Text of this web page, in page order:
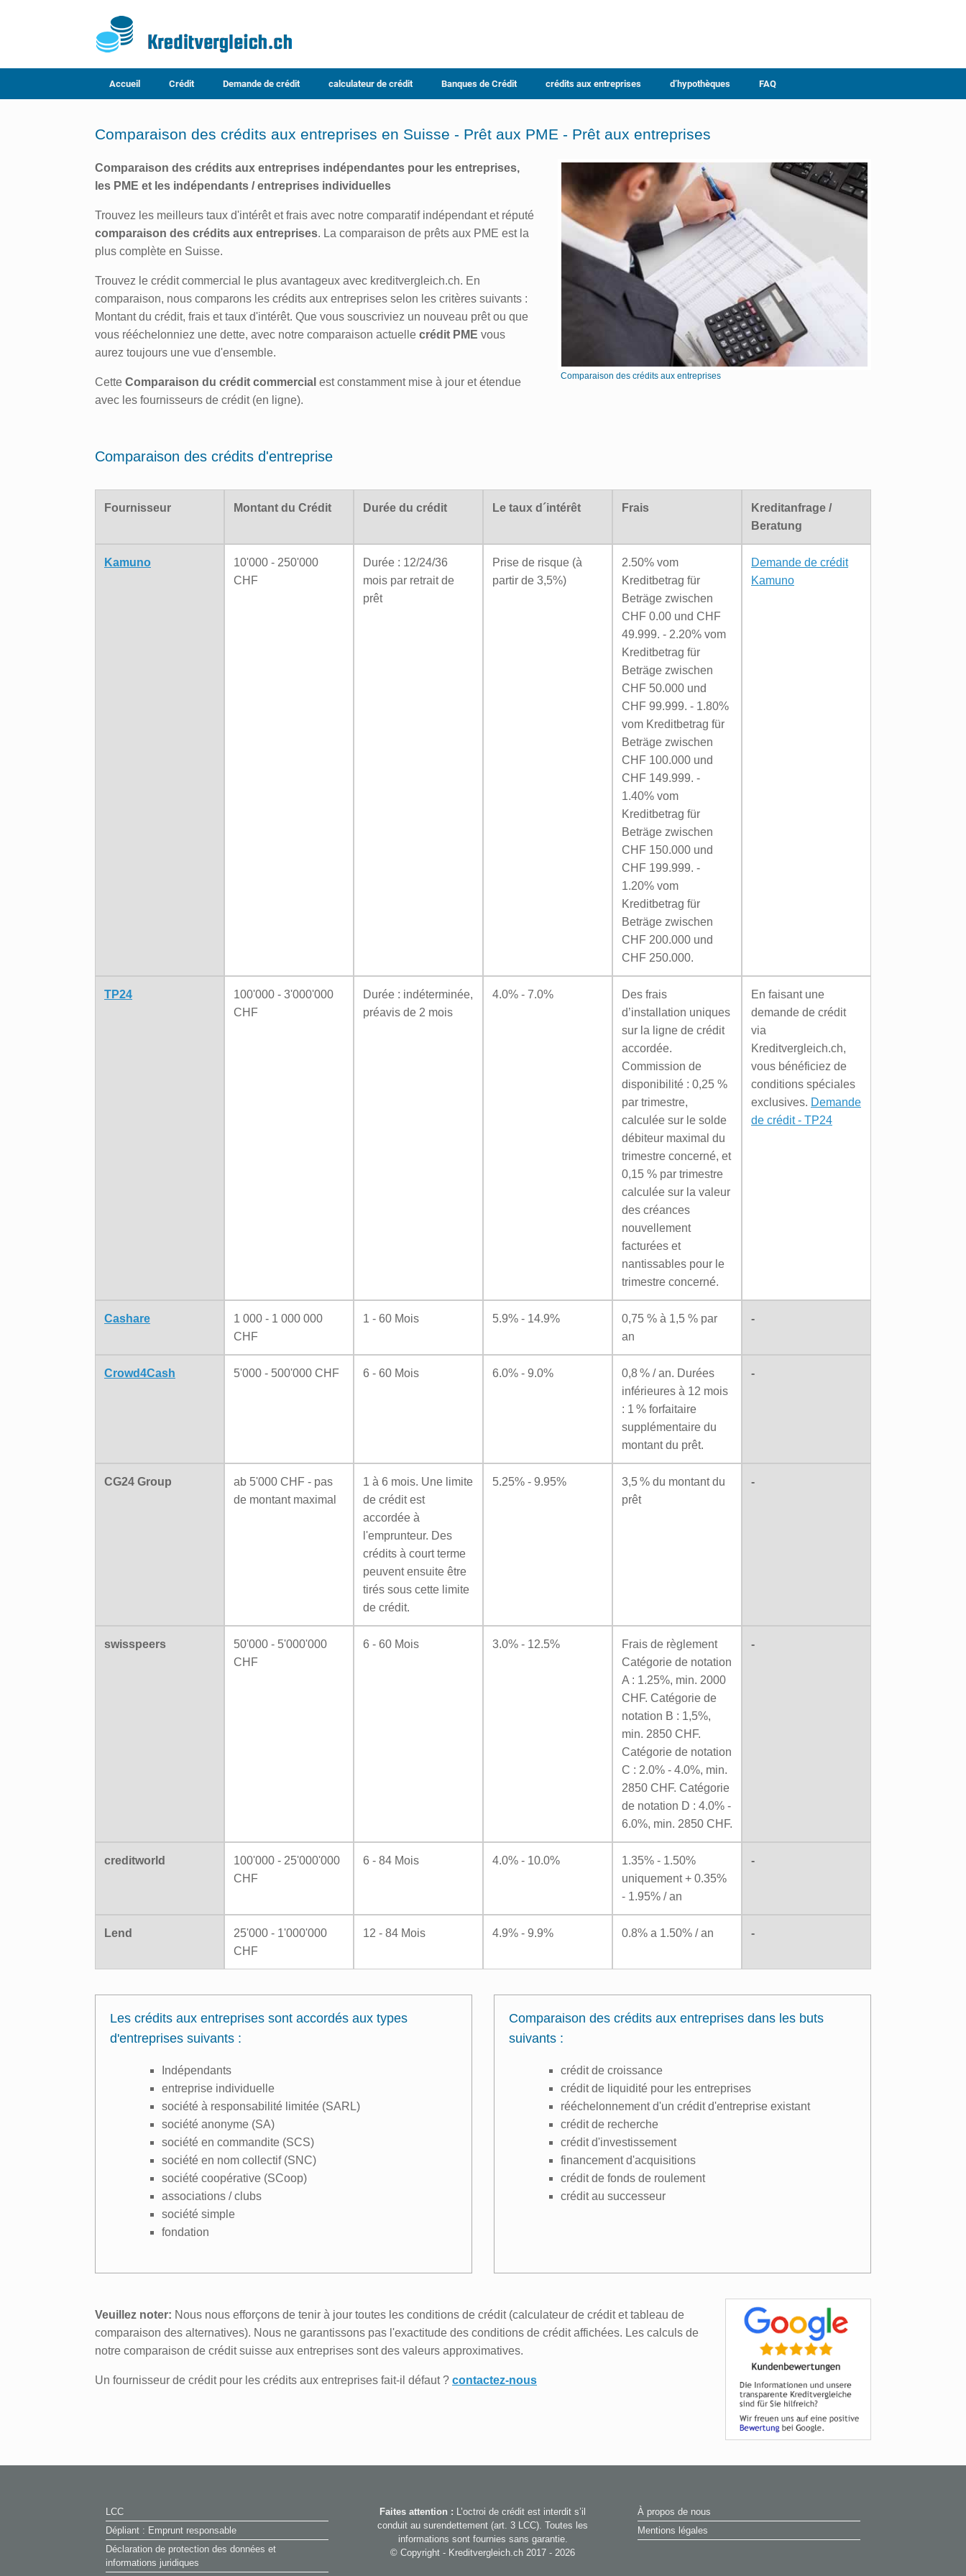
Accueil Crédit Demande de crédit calculateur de crédit Banques de Crédit crédits aux entreprises d’hypothèques FAQ
Comparaison des crédits aux entreprises en Suisse - Prêt aux PME - Prêt aux entreprises
Comparaison des crédits aux entreprises indépendantes pour les entreprises,
les PME et les indépendants / entreprises individuelles
Trouvez les meilleurs taux d'intérêt et frais avec notre comparatif indépendant et réputé
comparaison des crédits aux entreprises. La comparaison de prêts aux PME est la
plus complète en Suisse.
Trouvez le crédit commercial le plus avantageux avec kreditvergleich.ch. En
comparaison, nous comparons les crédits aux entreprises selon les critères suivants :
Montant du crédit, frais et taux d'intérêt. Que vous souscriviez un nouveau prêt ou que
vous rééchelonniez une dette, avec notre comparaison actuelle crédit PME vous
aurez toujours une vue d'ensemble.
Cette Comparaison du crédit commercial est constamment mise à jour et étendue
avec les fournisseurs de crédit (en ligne).
Comparaison des crédits aux entreprises
Comparaison des crédits d'entreprise
Fournisseur Montant du Crédit Durée du crédit Le taux d´intérêt Frais
Kreditanfrage /
Beratung
Kamuno
10'000 - 250'000
CHF
Durée : 12/24/36
mois par retrait de
prêt
Prise de risque (à
partir de 3,5%)
2.50% vom
Kreditbetrag für
Beträge zwischen
CHF 0.00 und CHF
49.999. - 2.20% vom
Kreditbetrag für
Beträge zwischen
CHF 50.000 und
CHF 99.999. - 1.80%
vom Kreditbetrag für
Beträge zwischen
CHF 100.000 und
CHF 149.999. -
1.40% vom
Kreditbetrag für
Beträge zwischen
CHF 150.000 und
CHF 199.999. -
1.20% vom
Kreditbetrag für
Beträge zwischen
CHF 200.000 und
CHF 250.000.
Demande de crédit
Kamuno
TP24
100'000 - 3'000'000
CHF
Durée : indéterminée,
préavis de 2 mois
4.0% - 7.0%
Des frais
d’installation uniques
sur la ligne de crédit
accordée.
Commission de
disponibilité : 0,25 %
par trimestre,
calculée sur le solde
débiteur maximal du
trimestre concerné, et
0,15 % par trimestre
calculée sur la valeur
des créances
nouvellement
facturées et
nantissables pour le
trimestre concerné.
En faisant une
demande de crédit
via
Kreditvergleich.ch,
vous bénéficiez de
conditions spéciales
exclusives. Demande
de crédit - TP24
Cashare
1 000 - 1 000 000
CHF
1 - 60 Mois 5.9% - 14.9%
0,75 % à 1,5 % par
an
-
Crowd4Cash 5'000 - 500'000 CHF 6 - 60 Mois 6.0% - 9.0%
0,8 % / an. Durées
inférieures à 12 mois
: 1 % forfaitaire
supplémentaire du
montant du prêt.
-
CG24 Group
ab 5'000 CHF - pas
de montant maximal
1 à 6 mois. Une limite
de crédit est
accordée à
l'emprunteur. Des
crédits à court terme
peuvent ensuite être
tirés sous cette limite
de crédit.
5.25% - 9.95%
3,5 % du montant du
prêt
-
swisspeers
50'000 - 5'000'000
CHF
6 - 60 Mois 3.0% - 12.5%
Frais de règlement
Catégorie de notation
A : 1.25%, min. 2000
CHF. Catégorie de
notation B : 1,5%,
min. 2850 CHF.
Catégorie de notation
C : 2.0% - 4.0%, min.
2850 CHF. Catégorie
de notation D : 4.0% -
6.0%, min. 2850 CHF.
-
creditworld
100'000 - 25'000'000
CHF
6 - 84 Mois 4.0% - 10.0%
1.35% - 1.50%
uniquement + 0.35%
- 1.95% / an
-
Lend
25'000 - 1'000'000
CHF
12 - 84 Mois 4.9% - 9.9% 0.8% a 1.50% / an -
Les crédits aux entreprises sont accordés aux types
d'entreprises suivants :
Indépendants
entreprise individuelle
société à responsabilité limitée (SARL)
société anonyme (SA)
société en commandite (SCS)
société en nom collectif (SNC)
société coopérative (SCoop)
associations / clubs
société simple
fondation
Comparaison des crédits aux entreprises dans les buts
suivants :
crédit de croissance
crédit de liquidité pour les entreprises
rééchelonnement d'un crédit d'entreprise existant
crédit de recherche
crédit d'investissement
financement d'acquisitions
crédit de fonds de roulement
crédit au successeur
Veuillez noter: Nous nous efforçons de tenir à jour toutes les conditions de crédit (calculateur de crédit et tableau de
comparaison des alternatives). Nous ne garantissons pas l'exactitude des conditions de crédit affichées. Les calculs de
notre comparaison de crédit suisse aux entreprises sont des valeurs approximatives.
Un fournisseur de crédit pour les crédits aux entreprises fait-il défaut ? contactez-nous
LCC
Dépliant : Emprunt responsable
Déclaration de protection des données et
informations juridiques
Faites attention : L’octroi de crédit est interdit s’il
conduit au surendettement (art. 3 LCC). Toutes les
informations sont fournies sans garantie.
© Copyright - Kreditvergleich.ch 2017 - 2026
À propos de nous
Mentions légales